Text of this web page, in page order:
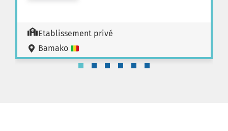
Etablissement privé
Bamako